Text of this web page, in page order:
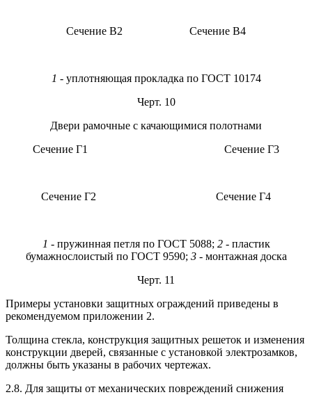
Сечение В2 Сечение В4
1 - уплотняющая прокладка по ГОСТ 10174
Черт. 10
Двери рамочные с качающимися полотнами
Сечение Г1 Сечение Г3
Сечение Г2 Сечение Г4
1 - пружинная петля по ГОСТ 5088; 2- пластик
бумажнослоистый по ГОСТ 9590; 3- монтажная доска
Черт. 11
Примеры установки защитных ограждений приведены в
рекомендуемом приложении 2.
Толщина стекла, конструкция защитных решеток и изменения
конструкции дверей, связанные с установкой электрозамков,
должны быть указаны в рабочих чертежах.
2.8. Для защиты от механических повреждений снижения